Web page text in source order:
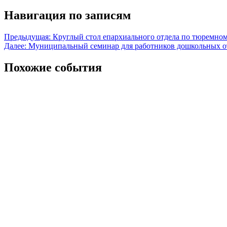
Навигация по записям
Предыдущая: Круглый стол епархиального отдела по
Далее: Муниципальный семинар для работников дошкольных
Похожие события